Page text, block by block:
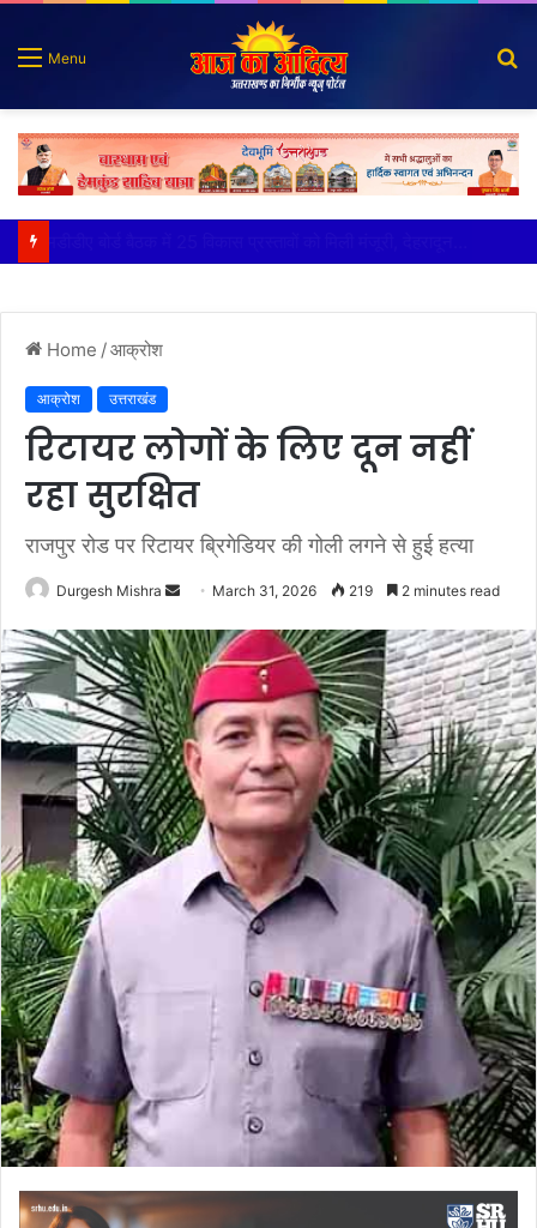
Menu
Home /आक्रोश
आक्रोश उत्तराखंड
रिटायर लोगों के लिए दून नहीं
रहा सुरक्षित
राजपुर रोड पर रिटायर ब्रिगेडियर की गोली लगने से हुई हत्या
Durgesh Mishra
Send
email
March 31, 2026 219 2 minutes read